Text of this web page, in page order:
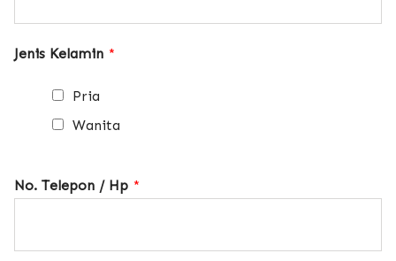
Jenis Kelamin *
Pria
Wanita
No. Telepon / Hp *